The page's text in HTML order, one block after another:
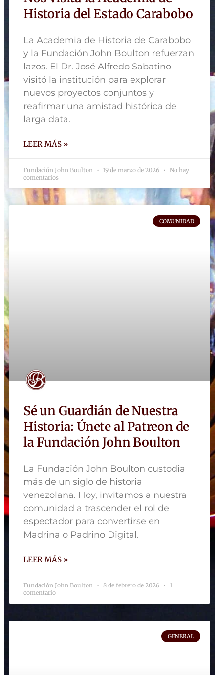
Historia del Estado Carabobo
La Academia de Historia de Carabobo
y la Fundación John Boulton refuerzan
lazos. El Dr. José Alfredo Sabatino
visitó la institución para explorar
nuevos proyectos conjuntos y
reafirmar una amistad histórica de
larga data.
LEER MÁS »
Fundación John Boulton 19 de marzo de 2026
No hay
comentarios
COMUNIDAD
Sé un Guardián de Nuestra
Historia: Únete al Patreon de
la Fundación John Boulton
La Fundación John Boulton custodia
más de un siglo de historia
venezolana. Hoy, invitamos a nuestra
comunidad a trascender el rol de
espectador para convertirse en
Madrina o Padrino Digital.
LEER MÁS »
Fundación John Boulton 8 de febrero de 2026
1
comentario
GENERAL